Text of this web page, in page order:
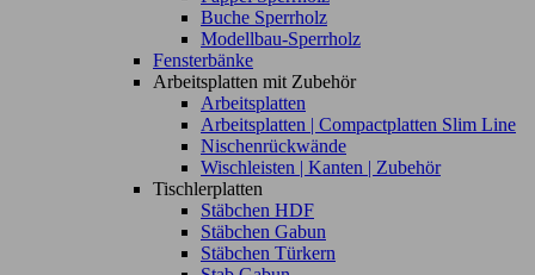
Buche Sperrholz
Modellbau-Sperrholz
Fensterbänke
Arbeitsplatten mit Zubehör
Arbeitsplatten
Arbeitsplatten | Compactplatten Slim Line
Nischenrückwände
Wischleisten | Kanten | Zubehör
Tischlerplatten
Stäbchen HDF
Stäbchen Gabun
Stäbchen Türkern